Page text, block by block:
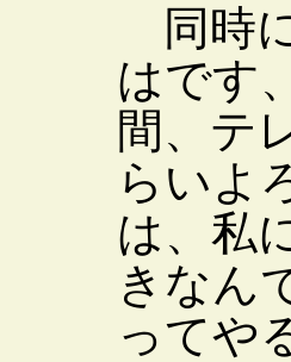
同時
はです
間、テ
らいよ
は、私
きなん
ってや